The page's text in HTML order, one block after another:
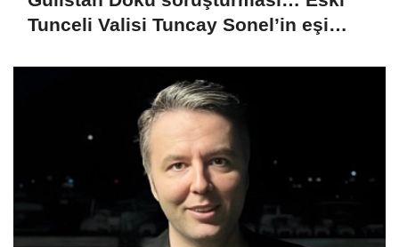
Tunceli Valisi Tuncay Sonel’in eşi